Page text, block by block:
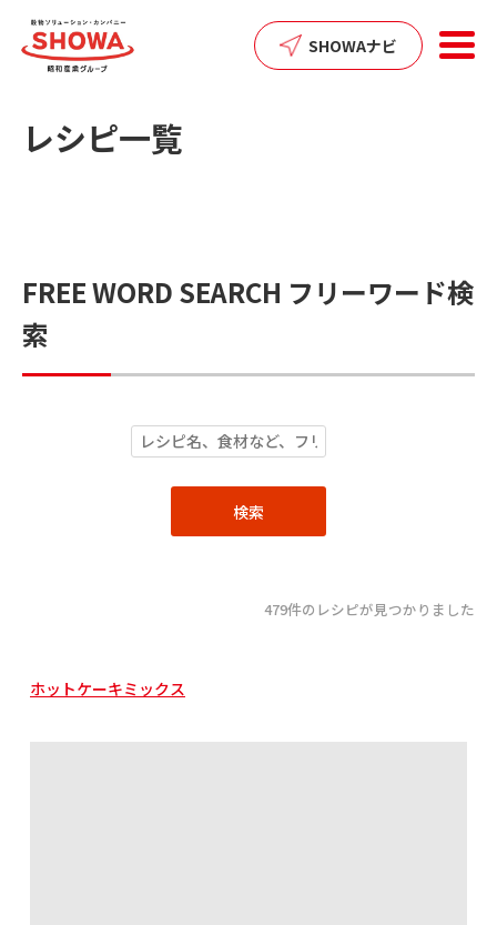
SHOWAナビ
レシピ一覧
FREE WORD SEARCH フリーワード検
索
479件のレシピが見つかりました
ホットケーキミックス